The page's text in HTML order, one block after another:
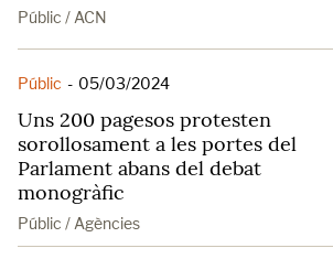
Públic / ACN
Públic - 05/03/2024
Uns 200 pagesos protesten
sorollosament a les portes del
Parlament abans del debat
monogràfic
Públic / Agències